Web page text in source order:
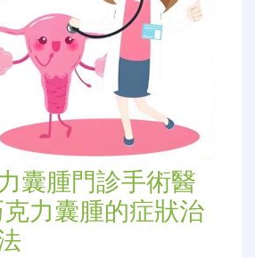
囊腫門診手術醫
力囊腫的症狀治